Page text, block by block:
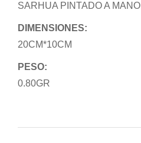
SARHUA PINTADO A MANO
DIMENSIONES:
20CM*10CM
PESO:
0.80GR